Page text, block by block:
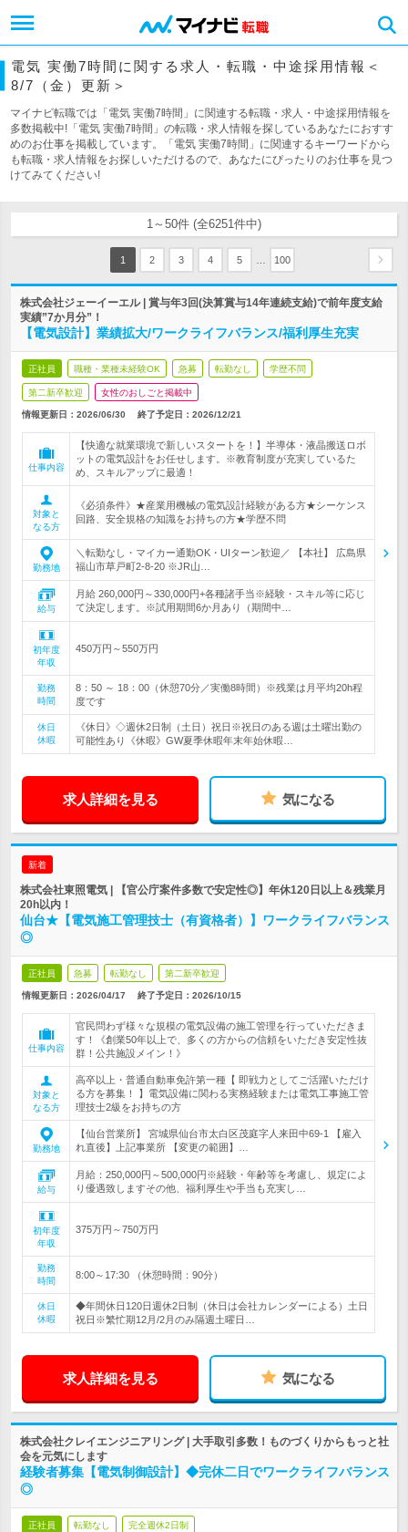
電気 実働7時間に関する求人・転職・中途採用情報＜
8/7（金）更新＞
マイナビ転職では「電気 実働7時間」に関連する転職・求人・中途採用情報を
多数掲載中!「電気 実働7時間」の転職・求人情報を探しているあなたにおすす
めのお仕事を掲載しています。「電気 実働7時間」に関連するキーワードから
も転職・求人情報をお探しいただけるので、あなたにぴったりのお仕事を見つ
けてみてください!
1～50件 (全6251件中)
1 2 3 4 5 100
株式会社ジェーイーエル | 賞与年3回(決算賞与14年連続支給)で前年度支給
実績”7か月分”！
【電気設計】業績拡大/ワークライフバランス/福利厚生充実
正社員 職種・業種未経験OK 急募 転勤なし 学歴不問
第二新卒歓迎 女性のおしごと掲載中
情報更新日：2026/06/30 終了予定日： 2026/12/21
仕事内容
【快適な就業環境で新しいスタートを！】半導体・液晶搬送ロボ
ットの電気設計をお任せします。※教育制度が充実しているた
め、スキルアップに最適！
対象と
なる方
《必須条件》★産業用機械の電気設計経験がある方★シーケンス
回路、安全規格の知識をお持ちの方★学歴不問
勤務地
＼転勤なし・マイカー通勤OK・UIターン歓迎／ 【本社】 広島県
福山市草戸町2-8-20 ※JR山…
給与
月給 260,000円～330,000円+各種諸手当※経験・スキル等に応じ
て決定します。※試用期間6か月あり（期間中…
初年度
年収
450万円～550万円
勤務
時間
8：50 ～ 18：00（休憩70分／実働8時間）※残業は月平均20h程
度です
休日
休暇
《休日》◇週休2日制（土日）祝日※祝日のある週は土曜出勤の
可能性あり《休暇》GW夏季休暇年末年始休暇…
求人詳細を見る 気になる
新着
株式会社東照電気 | 【官公庁案件多数で安定性◎】年休120日以上＆残業月
20h以内！
仙台★【電気施工管理技士（有資格者）】ワークライフバランス
◎
正社員 急募 転勤なし 第二新卒歓迎
情報更新日：2026/04/17 終了予定日： 2026/10/15
仕事内容
官民問わず様々な規模の電気設備の施工管理を行っていただきま
す！《創業50年以上で、多くの方からの信頼をいただき安定性抜
群！公共施設メイン！》
対象と
なる方
高卒以上・普通自動車免許第一種【 即戦力としてご活躍いただけ
る方を募集！ 】電気設備に関わる実務経験または電気工事施工管
理技士2級をお持ちの方
勤務地
【仙台営業所】 宮城県仙台市太白区茂庭字人来田中69-1 【雇入
れ直後】上記事業所 【変更の範囲】…
給与
月給：250,000円～500,000円※経験・年齢等を考慮し、規定によ
り優遇致しますその他、福利厚生や手当も充実し…
初年度
年収
375万円～750万円
勤務
時間
8:00～17:30 （休憩時間：90分）
休日
休暇
◆年間休日120日週休2日制（休日は会社カレンダーによる）土日
祝日※繁忙期12月/2月のみ隔週土曜日…
求人詳細を見る 気になる
株式会社クレイエンジニアリング | 大手取引多数！ものづくりからもっと社
会を元気にします
経験者募集【電気制御設計】◆完休二日でワークライフバランス
◎
正社員 転勤なし 完全週休2日制